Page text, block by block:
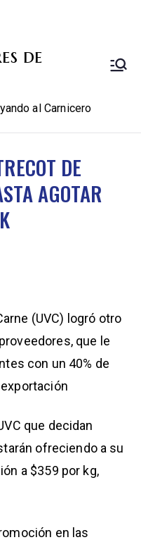
de
al Carnicero
DE
AGOTAR
(UVC) logró otro
que le
con un 40% de
que decidan
ofreciendo a su
a $359 por kg,
en las